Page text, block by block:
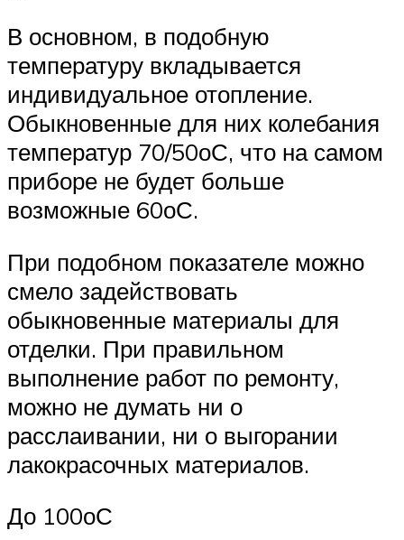
В основном, в подобную
температуру вкладывается
индивидуальное отопление.
Обыкновенные для них колебания
температур 70/50оС, что на самом
приборе не будет больше
возможные 60оС.
При подобном показателе можно
смело задействовать
обыкновенные материалы для
отделки. При правильном
выполнение работ по ремонту,
можно не думать ни о
расслаивании, ни о выгорании
лакокрасочных материалов.
До 100оС